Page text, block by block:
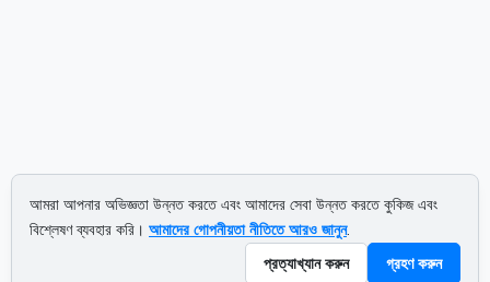
আমরা আপনার অভিজ্ঞতা উন্নত করতে এবং আমাদের সেবা উন্নত করতে কুকিজ এবং
বিশ্লেষণ ব্যবহার করি। আমাদের গোপনীয়তা নীতিতে আরও জানুন.
প্রত্যাখ্যান করুন
গ্রহণ করুন